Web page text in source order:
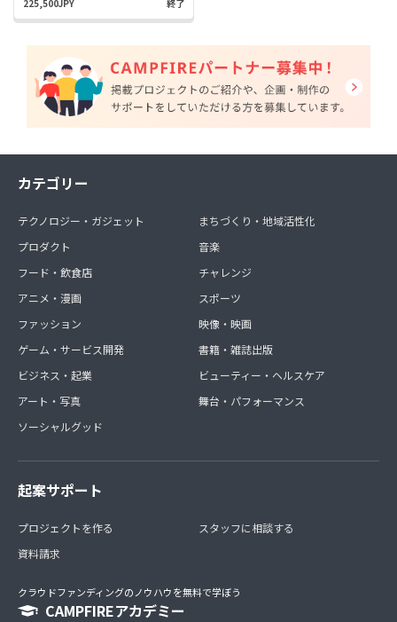
225,500JPY 終了
カテゴリー
テクノロジー・ガジェット
プロダクト
フード・飲食店
アニメ・漫画
ファッション
ゲーム・サービス開発
ビジネス・起業
アート・写真
ソーシャルグッド
まちづくり・地域活性化
音楽
チャレンジ
スポーツ
映像・映画
書籍・雑誌出版
ビューティー・ヘルスケア
舞台・パフォーマンス
起案サポート
プロジェクトを作る
資料請求
スタッフに相談する
クラウドファンディングのノウハウを無料で学ぼう
CAMPFIREアカデミー